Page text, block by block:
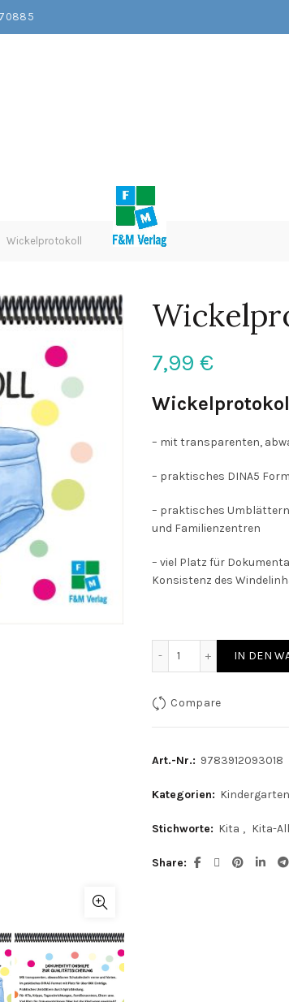
Wickelprotokoll
7,99 €
– mit transparenten,
– praktisches DINA5
– praktisches Umblättern
und Familienzentren
– viel Platz für
Konsistenz des
IN DEN
Compare
Art.-Nr.: 9783912093018
Kategorien: Kindergarten
Stichworte: Kita , Kita-
Share